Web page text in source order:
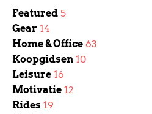
Featured 5
Gear 14
Home & Office 63
Koopgidsen 10
Leisure 16
Motivatie 12
Rides 19